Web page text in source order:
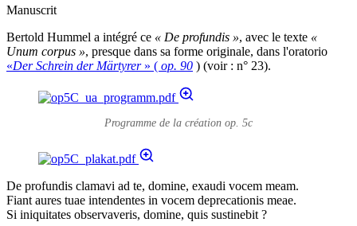
Manuscrit
Bertold Hummel a intégré ce « De profundis », avec le texte «
Unum corpus », presque dans sa forme originale, dans l'oratorio
«Der Schrein der Märtyrer» ( op. 90 ) (voir : n° 23).
Programme de la création op. 5c
De profundis clamavi ad te, domine, exaudi vocem meam.
Fiant aures tuae intendentes in vocem deprecationis meae.
Si iniquitates observaveris, domine, quis sustinebit ?